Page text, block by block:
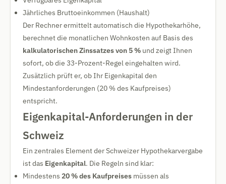
Jährliches Bruttoeinkommen (Haushalt)
Der Rechner ermittelt automatisch die Hypothekarhöhe,
berechnet die monatlichen Wohnkosten auf Basis des
kalkulatorischen Zinssatzes von 5 % und zeigt Ihnen
sofort, ob die 33-Prozent-Regel eingehalten wird.
Zusätzlich prüft er, ob Ihr Eigenkapital den
Mindestanforderungen (20 % des Kaufpreises)
entspricht.
Eigenkapital-Anforderungen in der
Schweiz
Ein zentrales Element der Schweizer Hypothekarvergabe
ist das Eigenkapital. Die Regeln sind klar:
Mindestens 20 % des Kaufpreises müssen als